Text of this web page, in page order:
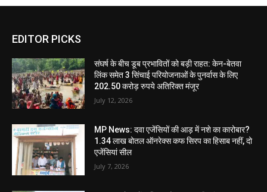
EDITOR PICKS
संघर्ष के बीच डूब प्रभावितों को बड़ी राहत: केन-बेतवा
लिंक समेत 3 सिंचाई परियोजनाओं के पुनर्वास के लिए
202.50 करोड़ रुपये अतिरिक्त मंजूर
July 12, 2026
MP News: दवा एजेंसियों की आड़ में नशे का कारोबार?
1.34 लाख बोतल ऑनरेक्स कफ सिरप का हिसाब नहीं, दो
एजेंसियां सील
July 7, 2026